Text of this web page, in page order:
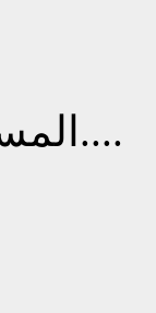
المسلمون في أمريكـــا‏....